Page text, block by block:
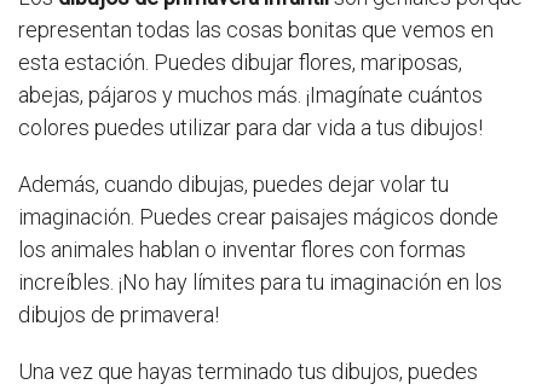
representan todas las cosas bonitas que vemos en
esta estación. Puedes dibujar flores, mariposas,
abejas, pájaros y muchos más. ¡Imagínate cuántos
colores puedes utilizar para dar vida a tus dibujos!
Además, cuando dibujas, puedes dejar volar tu
imaginación. Puedes crear paisajes mágicos donde
los animales hablan o inventar flores con formas
increíbles. ¡No hay límites para tu imaginación en los
dibujos de primavera!
Una vez que hayas terminado tus dibujos, puedes